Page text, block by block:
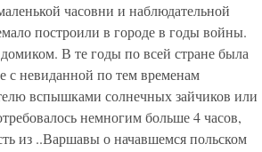
часовни и наблюдательной
построили в городе в годы войны.
В те годы по всей стране была
с невиданной по тем временам
вспышками солнечных зайчиков или
немногим больше 4 часов,
из ..Варшавы о начавшемся польском